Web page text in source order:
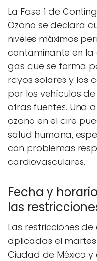
La Fase 1 de
Ozono se declara
niveles máximos
contaminante en la
gas que se forma
rayos solares y los
por los vehículos
otras fuentes. Una
ozono en el aire
salud humana,
con problemas
cardiovasculares.
Fecha y
las
Las restricciones
aplicadas el martes
Ciudad de México y